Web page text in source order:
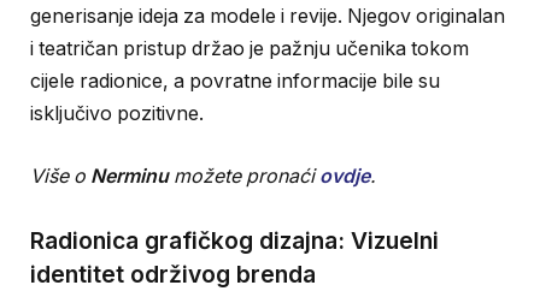
generisanje ideja za modele i revije. Njegov originalan
i teatričan pristup držao je pažnju učenika tokom
cijele radionice, a povratne informacije bile su
isključivo pozitivne.
Više o Nerminumožete pronaćiovdje.
Radionica grafičkog dizajna: Vizuelni
identitet održivog brenda